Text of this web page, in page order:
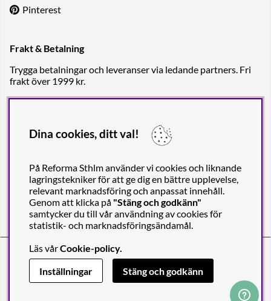
Pinterest
Frakt & Betalning
Trygga betalningar och leveranser via ledande partners. Fri
frakt över 1999 kr.
Reforma Sthlm AB (org. no. 556849-2606)
Engelbrektsgatan 29
(Note! Postal address only), SE-114 32
STOCKHOLM, Sweden
Dina cookies, ditt val!
På Reforma Sthlm använder vi cookies och liknande
lagringstekniker för att ge dig en bättre upplevelse,
relevant marknadsföring och anpassat innehåll.
Genom att klicka på "Stäng och godkänn"
samtycker du till vår användning av cookies för
statistik- och marknadsföringsändamål.
Läs vårCookie-policy.
Inställningar
Stäng och godkänn